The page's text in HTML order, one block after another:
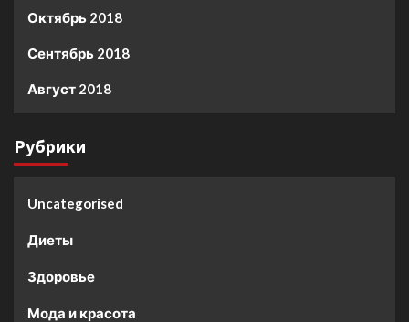
Октябрь 2018
Сентябрь 2018
Август 2018
Рубрики
Uncategorised
Диеты
Здоровье
Мода и красота